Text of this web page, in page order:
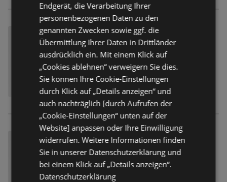
Endgerät, die Verarbeitung Ihrer
personenbezogenen Daten zu den
genannten Zwecken sowie ggf. die
Übermittlung Ihrer Daten in Drittländer
ausdrücklich ein. Mit einem Klick auf
„Cookies ablehnen“ verweigern Sie dies.
Sie können Ihre Cookie-Einstellungen
durch Klick auf „Details anzeigen“ und
auch nachträglich [durch Aufrufen der
„Cookie-Einstellungen“ unten auf der
Website] anpassen oder Ihre Einwilligung
widerrufen. Weitere Informationen finden
Sie in unserer Datenschutzerklärung und
bei einem Klick auf „Details anzeigen“.
Datenschutzerklärung